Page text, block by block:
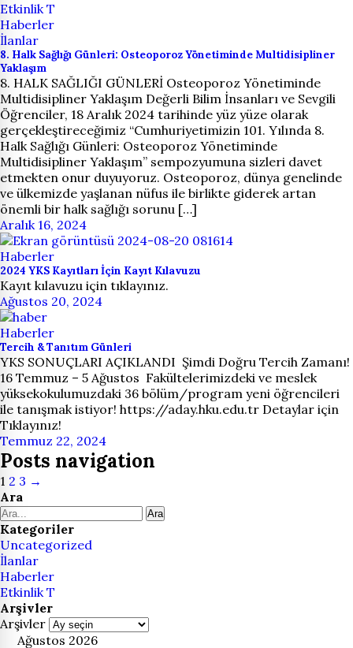
Etkinlik T
Haberler
İlanlar
8. Halk Sağlığı Günleri: Osteoporoz Yönetiminde Multidisipliner
Yaklaşım
8. HALK SAĞLIĞI GÜNLERİ Osteoporoz Yönetiminde
Multidisipliner Yaklaşım Değerli Bilim İnsanları ve Sevgili
Öğrenciler, 18 Aralık 2024 tarihinde yüz yüze olarak
gerçekleştireceğimiz ‘‘Cumhuriyetimizin 101. Yılında 8.
Halk Sağlığı Günleri: Osteoporoz Yönetiminde
Multidisipliner Yaklaşım’’ sempozyumuna sizleri davet
etmekten onur duyuyoruz. Osteoporoz, dünya genelinde
ve ülkemizde yaşlanan nüfus ile birlikte giderek artan
önemli bir halk sağlığı sorunu […]
Aralık 16, 2024
Haberler
2024 YKS Kayıtları İçin Kayıt Kılavuzu
Kayıt kılavuzu için tıklayınız.
Ağustos 20, 2024
Haberler
Tercih & Tanıtım Günleri
YKS SONUÇLARI AÇIKLANDI Şimdi Doğru Tercih Zamanı!
16 Temmuz – 5 Ağustos Fakültelerimizdeki ve meslek
yüksekokulumuzdaki 36 bölüm/program yeni öğrencileri
ile tanışmak istiyor! https://aday.hku.edu.tr Detaylar için
Tıklayınız!
Temmuz 22, 2024
Posts navigation
1 2 3 →
Ara
Ara
Kategoriler
Uncategorized
İlanlar
Haberler
Etkinlik T
Arşivler
Arşivler
Ağustos 2026